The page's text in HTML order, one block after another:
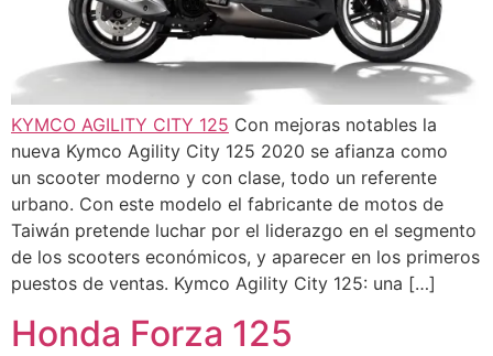
KYMCO AGILITY CITY 125 Con mejoras notables la
nueva Kymco Agility City 125 2020 se afianza como
un scooter moderno y con clase, todo un referente
urbano. Con este modelo el fabricante de motos de
Taiwán pretende luchar por el liderazgo en el segmento
de los scooters económicos, y aparecer en los primeros
puestos de ventas. Kymco Agility City 125: una […]
Honda Forza 125